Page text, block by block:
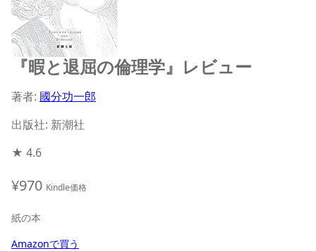
『暇と退屈の倫理学』レビュー
著者: 國分功一郎
出版社: 新潮社
★ 4.6
¥970 Kindle価格
紙の本
Amazonで買う